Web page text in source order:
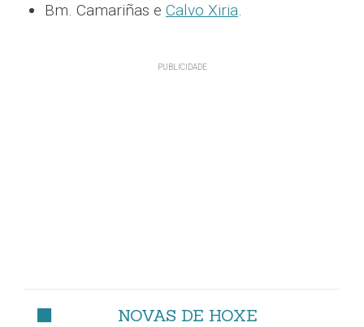
Bm. Camariñas e Calvo Xiria.
NOVAS DE HOXE